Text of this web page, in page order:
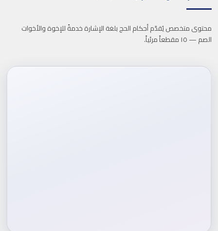
محتوى متخصص يُقدّم أحكام الحج بلغة الإشارة خدمةً للإخوة والأخوات
الصم — ١٥ مقطعاً مرئياً.